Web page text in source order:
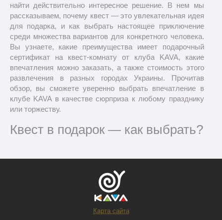
найти действительно интересное решение. В нем мы
рассказываем, почему квест — это увлекательная идея
для подарка, и как выбрать настоящее приключение
среди множества вариантов для конкретного человека.
Вы узнаете, какие преимущества имеет подарочный
сертификат на квест-комнату от клуба KAVA, какие
впечатления можно заказать, а также стоимость этого
развлечения в разных городах Украины. Прочитав
обзор, вы сможете уверенно выбрать впечатление в
клубе KAVA в качестве сюрприза к любому празднику
или торжеству.
Квест в подарок — как выбрать?
Карта сайта